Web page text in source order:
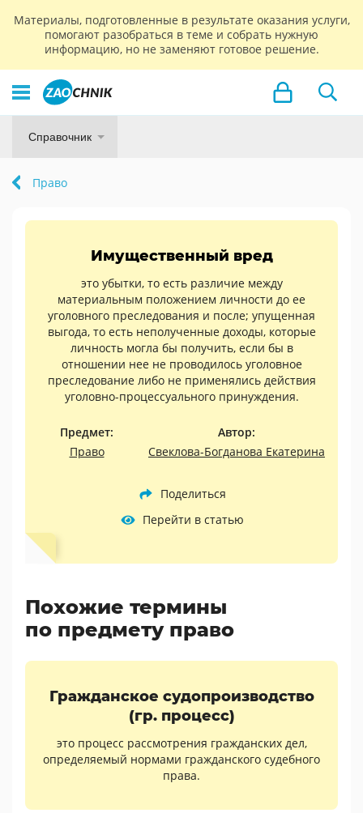
Материалы, подготовленные в результате оказания услуги,
помогают разобраться в теме и собрать нужную
информацию, но не заменяют готовое решение.
Справочник
Право
Имущественный вред
это убытки, то есть различие между
материальным положением личности до ее
уголовного преследования и после; упущенная
выгода, то есть неполученные доходы, которые
личность могла бы получить, если бы в
отношении нее не проводилось уголовное
преследование либо не применялись действия
уголовно-процессуального принуждения.
Предмет:
Право
Автор:
Свеклова-Богданова Екатерина
Поделиться
Перейти в статью
Похожие термины
по предмету право
Гражданское судопроизводство
(гр. процесс)
это процесс рассмотрения гражданских дел,
определяемый нормами гражданского судебного
права.